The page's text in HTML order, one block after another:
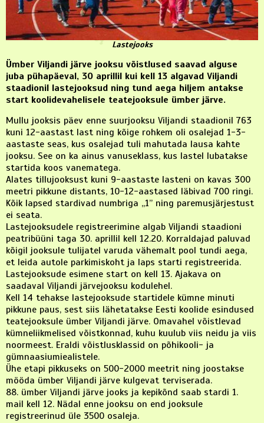
Lastejooks
Ümber Viljandi järve jooksu võistlused saavad alguse
juba pühapäeval, 30 aprillil kui kell 13 algavad Viljandi
staadionil lastejooksud ning tund aega hiljem antakse
start koolidevahelisele teatejooksule ümber järve.
Mullu jooksis päev enne suurjooksu Viljandi staadionil 763
kuni 12-aastast last ning kõige rohkem oli osalejad 1-3-
aastaste seas, kus osalejad tuli mahutada lausa kahte
jooksu. See on ka ainus vanuseklass, kus lastel lubatakse
startida koos vanematega.
Alates tillujooksust kuni 9-aastaste lasteni on kavas 300
meetri pikkune distants, 10-12-aastased läbivad 700 ringi.
Kõik lapsed stardivad numbriga „1” ning paremusjärjestust
ei seata.
Lastejooksudele registreerimine algab Viljandi staadioni
peatribüüni taga 30. aprillil kell 12.20. Korraldajad paluvad
kõigil jooksule tulijatel varuda vähemalt pool tundi aega,
et leida autole parkimiskoht ja laps starti registreerida.
Lastejooksude esimene start on kell 13. Ajakava on
saadaval Viljandi järvejooksu kodulehel.
Kell 14 tehakse lastejooksude startidele kümne minuti
pikkune paus, sest siis lähetatakse Eesti koolide esindused
teatejooksule ümber Viljandi järve. Omavahel võistlevad
kümneliikmelised võistkonnad, kuhu kuulub viis neidu ja viis
noormeest. Eraldi võistlusklassid on põhikooli- ja
gümnaasiumiealistele.
Ühe etapi pikkuseks on 500-2000 meetrit ning joostakse
mööda ümber Viljandi järve kulgevat terviserada.
88. ümber Viljandi järve jooks ja kepikõnd saab stardi 1.
mail kell 12. Nädal enne jooksu on end jooksule
registreerinud üle 3500 osaleja.